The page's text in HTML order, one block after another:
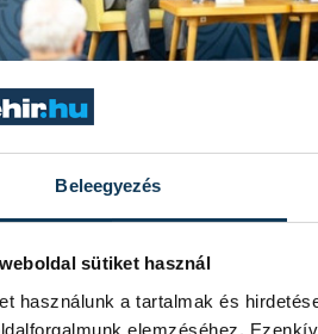
Beleegyezés
sütiket használ
használunk a tartalmak és
elemzéséhez.